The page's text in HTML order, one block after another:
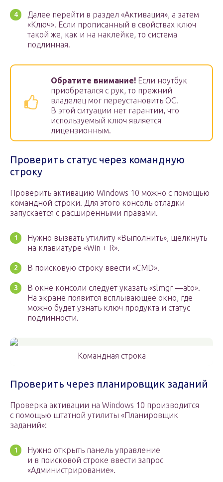
Далее перейти в раздел «Активация», а затем
«Ключ». Если прописанный в свойствах ключ
такой же, как и на наклейке, то система
подлинная.
Обратите внимание! Если ноутбук
приобретался с рук, то прежний
владелец мог переустановить ОС.
В этой ситуации нет гарантии, что
используемый ключ является
лицензионным.
Проверить статус через командную
строку
Проверить активацию Windows 10 можно с помощью
командной строки. Для этого консоль отладки
запускается с расширенными правами.
Нужно вызвать утилиту «Выполнить», щелкнуть
на клавиатуре «Win + R».
В поисковую строку ввести «CMD».
В окне консоли следует указать «slmgr —ato».
На экране появится всплывающее окно, где
можно будет узнать ключ продукта и статус
подлинности.
Командная строка
Проверить через планировщик заданий
Проверка активации на Windows 10 производится
с помощью штатной утилиты «Планировщик
заданий»:
Нужно открыть панель управление
и в поисковой строке ввести запрос
«Администрирование».